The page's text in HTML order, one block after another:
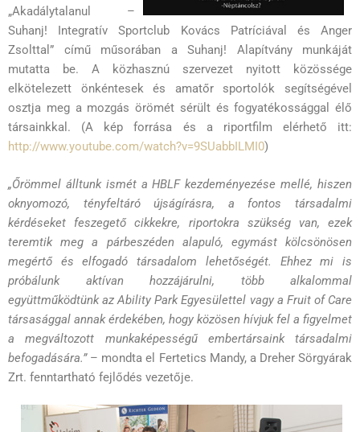
„Akadálytalanul –
Suhanj! Integratív Sportclub Kovács Patríciával és Anger
Zsolttal” című műsorában a Suhanj! Alapítvány munkáját
mutatta be. A közhasznú szervezet nyitott közössége
elkötelezett önkéntesek és amatőr sportolók segítségével
osztja meg a mozgás örömét sérült és fogyatékossággal élő
társainkkal. (A kép forrása és a riportfilm elérhető itt:
http://www.youtube.com/watch?v=9SUabbILMI0)
„Őrömmel álltunk ismét a HBLF kezdeményezése mellé, hiszen
oknyomozó, tényfeltáró újságírásra, a fontos társadalmi
kérdéseket feszegető cikkekre, riportokra szükség van, ezek
teremtik meg a párbeszéden alapuló, egymást kölcsönösen
megértő és elfogadó társadalom lehetőségét. Ehhez mi is
próbálunk aktívan hozzájárulni, több alkalommal
együttműködtünk az Ability Park Egyesülettel vagy a Fruit of Care
társasággal annak érdekében, hogy közösen hívjuk fel a figyelmet
a megváltozott munkaképességű embertársaink társadalmi
befogadására.”– mondta el Fertetics Mandy, a Dreher Sörgyárak
Zrt. fenntartható fejlődés vezetője.